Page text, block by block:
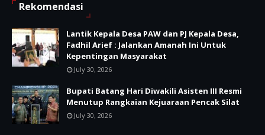
Rekomendasi
Lantik Kepala Desa PAW dan PJ Kepala Desa,
Fadhil Arief : Jalankan Amanah Ini Untuk
Kepentingan Masyarakat
July 30, 2026
Bupati Batang Hari Diwakili Asisten III Resmi
Menutup Rangkaian Kejuaraan Pencak Silat
July 30, 2026